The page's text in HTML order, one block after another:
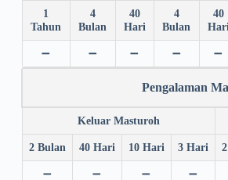
1
Tahun
4
Bulan
40
Hari
4
Bulan
40
Hari
➖ ➖ ➖ ➖ ➖
Pengalaman
Keluar Masturoh
2 Bulan 40 Hari 10 Hari 3 Hari
➖ ➖ ➖ ➖